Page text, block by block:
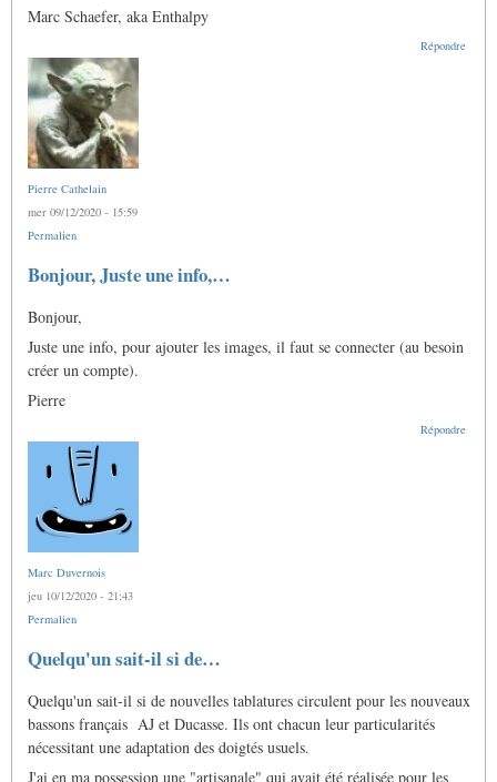
Marc Schaefer, aka Enthalpy
Répondre
Pierre Cathelain
mer 09/12/2020 - 15:59
Permalien
Bonjour, Juste une info,…
Bonjour,
Juste une info, pour ajouter les images, il faut se connecter (au besoin
créer un compte).
Pierre
Répondre
Marc Duvernois
jeu 10/12/2020 - 21:43
Permalien
Quelqu'un sait-il si de…
Quelqu'un sait-il si de nouvelles tablatures circulent pour les nouveaux
bassons français AJ et Ducasse. Ils ont chacun leur particularités
nécessitant une adaptation des doigtés usuels.
J'ai en ma possession une "artisanale" qui avait été réalisée pour les